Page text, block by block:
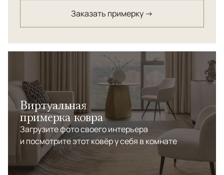
Заказать примерку →
Виртуальная
примерка ковра
Загрузите фото своего интерьера
и посмотрите этот ковёр у себя в комнате